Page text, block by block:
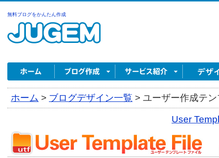
無料ブログをかんたん作成
ホーム > ブログデザイン一覧 > ユーザー作成テ
User